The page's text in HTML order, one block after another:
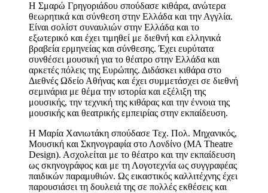
Η Σμαρώ Γρηγοριάδου σπούδασε κιθάρα, ανώτερα
θεωρητικά και σύνθεση στην Ελλάδα και την Αγγλία.
Είναι σολίστ συναυλιών στην Ελλάδα και το
εξωτερικό και έχει τιμηθεί με διεθνή και ελληνικά
βραβεία ερμηνείας και σύνθεσης. Έχει ευρύτατα
συνθέσει μουσική για το θέατρο στην Ελλάδα και
αρκετές πόλεις της Ευρώπης. Διδάσκει κιθάρα στο
Διεθνές Ωδείο Αθήνας και έχει συμμετάσχει σε διεθνή
σεμινάρια με θέμα την ιστορία και εξέλιξη της
μουσικής, την τεχνική της κιθάρας και την έννοια της
μουσικής και θεατρικής εμπειρίας στην εκπαίδευση.
Η Μαρία Χανιωτάκη σπούδασε Τεχ. Πολ. Μηχανικός,
Μουσική και Σκηνογραφία στο Λονδίνο (ΜΑ Theatre
Design). Ασχολείται με το θέατρο και την εκπαίδευση
ως σκηνογράφος και με τη Λογοτεχνία ως συγγραφέας
παιδικών παραμυθιών. Ως εικαστικός καλλιτέχνης έχει
παρουσιάσει τη δουλειά της σε πολλές εκθέσεις και